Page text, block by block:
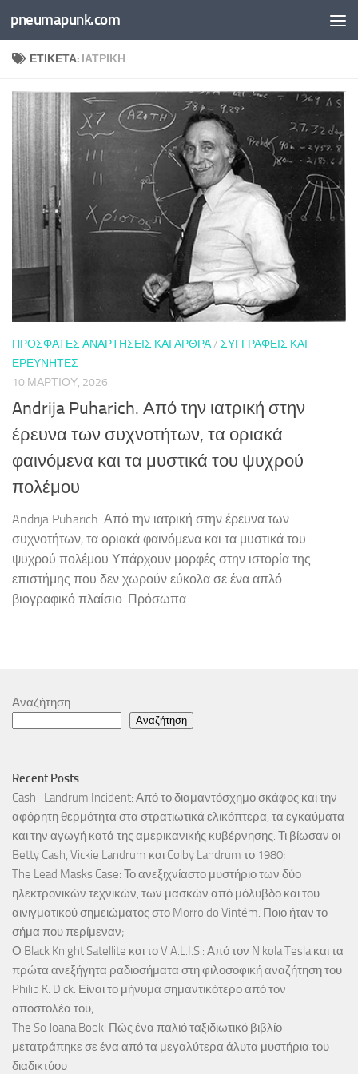
Skip to content
pneumapunk.com
ΕΤΙΚΈΤΑ: ΙΑΤΡΙΚΉ
ΠΡΌΣΦΑΤΕΣ ΑΝΑΡΤΉΣΕΙΣ ΚΑΙ ΆΡΘΡΑ/ ΣΥΓΓΡΑΦΕΊΣ ΚΑΙ
ΕΡΕΥΝΗΤΈΣ
10 ΜΑΡΤΊΟΥ, 2026
Andrija Puharich. Από την ιατρική στην
έρευνα των συχνοτήτων, τα οριακά
φαινόμενα και τα μυστικά του ψυχρού
πολέμου
Andrija Puharich. Από την ιατρική στην έρευνα των
συχνοτήτων, τα οριακά φαινόμενα και τα μυστικά του
ψυχρού πολέμου Υπάρχουν μορφές στην ιστορία της
επιστήμης που δεν χωρούν εύκολα σε ένα απλό
βιογραφικό πλαίσιο. Πρόσωπα...
Αναζήτηση
Αναζήτηση
Recent Posts
Cash–Landrum Incident: Από το διαμαντόσχημο σκάφος και την
αφόρητη θερμότητα στα στρατιωτικά ελικόπτερα, τα εγκαύματα
και την αγωγή κατά της αμερικανικής κυβέρνησης. Τι βίωσαν οι
Betty Cash, Vickie Landrum και Colby Landrum το 1980;
The Lead Masks Case: Το ανεξιχνίαστο μυστήριο των δύο
ηλεκτρονικών τεχνικών, των μασκών από μόλυβδο και του
αινιγματικού σημειώματος στο Morro do Vintém. Ποιο ήταν το
σήμα που περίμεναν;
Ο Black Knight Satellite και το V.A.L.I.S.: Από τον Nikola Tesla και τα
πρώτα ανεξήγητα ραδιοσήματα στη φιλοσοφική αναζήτηση του
Philip K. Dick. Είναι το μήνυμα σημαντικότερο από τον
αποστολέα του;
The So Joana Book: Πώς ένα παλιό ταξιδιωτικό βιβλίο
μετατράπηκε σε ένα από τα μεγαλύτερα άλυτα μυστήρια του
διαδικτύου